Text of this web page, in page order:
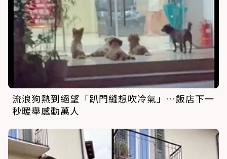
流浪狗熱到絕望「趴門縫想吹冷氣」…飯店下一
秒暖舉感動萬人